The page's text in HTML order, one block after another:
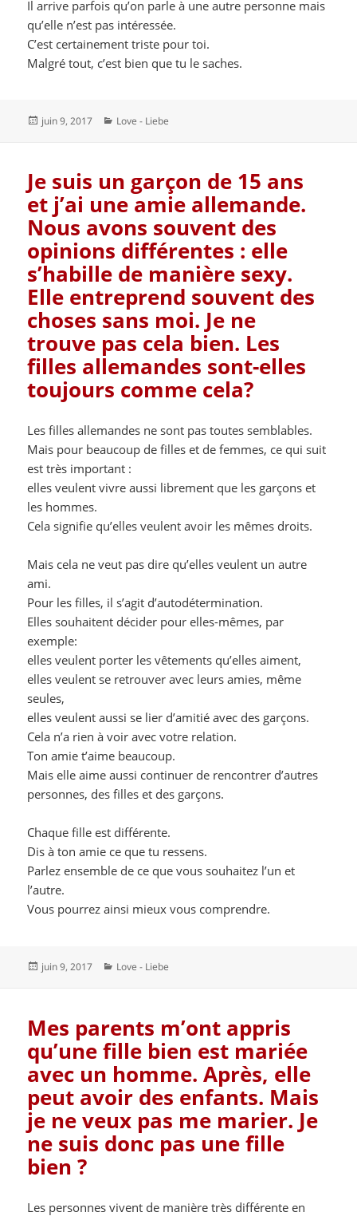
Il arrive parfois qu’on parle à une autre personne mais
qu’elle n’est pas intéressée.
C’est certainement triste pour toi.
Malgré tout, c’est bien que tu le saches.
Publié
juin 9, 2017 Catégories
Love - Liebe
Je suis un garçon de 15 ans
et j’ai une amie allemande.
Nous avons souvent des
opinions différentes : elle
s’habille de manière sexy.
Elle entreprend souvent des
choses sans moi. Je ne
trouve pas cela bien. Les
filles allemandes sont-elles
toujours comme cela?
Les filles allemandes ne sont pas toutes semblables.
Mais pour beaucoup de filles et de femmes, ce qui suit
est très important :
elles veulent vivre aussi librement que les garçons et
les hommes.
Cela signifie qu’elles veulent avoir les mêmes droits.
Mais cela ne veut pas dire qu’elles veulent un autre
ami.
Pour les filles, il s’agit d’autodétermination.
Elles souhaitent décider pour elles-mêmes, par
exemple:
elles veulent porter les vêtements qu’elles aiment,
elles veulent se retrouver avec leurs amies, même
seules,
elles veulent aussi se lier d’amitié avec des garçons.
Cela n’a rien à voir avec votre relation.
Ton amie t’aime beaucoup.
Mais elle aime aussi continuer de rencontrer d’autres
personnes, des filles et des garçons.
Chaque fille est différente.
Dis à ton amie ce que tu ressens.
Parlez ensemble de ce que vous souhaitez l’un et
l’autre.
Vous pourrez ainsi mieux vous comprendre.
Publié
juin 9, 2017 Catégories
Love - Liebe
Mes parents m’ont appris
qu’une fille bien est mariée
avec un homme. Après, elle
peut avoir des enfants. Mais
je ne veux pas me marier. Je
ne suis donc pas une fille
bien ?
Les personnes vivent de manière très différente en